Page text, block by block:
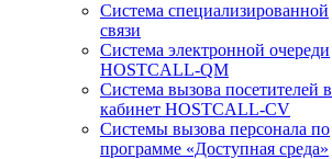
Система специализированной
связи
Система электронной очереди
HOSTCALL-QM
Cистема вызова посетителей в
кабинет HOSTCALL-CV
Системы вызова персонала по
программе «Доступная среда»